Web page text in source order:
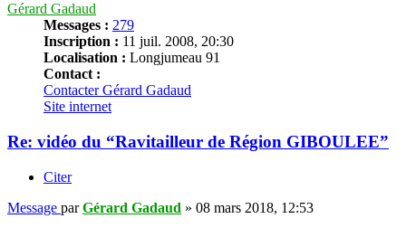
Gérard Gadaud
Messages : 279
Inscription : 11 juil. 2008, 20:30
Localisation : Longjumeau 91
Contact :
Contacter Gérard Gadaud
Site internet
Re: vidéo du “Ravitailleur de Région GIBOULEE”
Citer
Message parGérard Gadaud » 08 mars 2018, 12:53